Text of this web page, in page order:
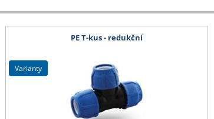
PE T-kus - redukční
varianty